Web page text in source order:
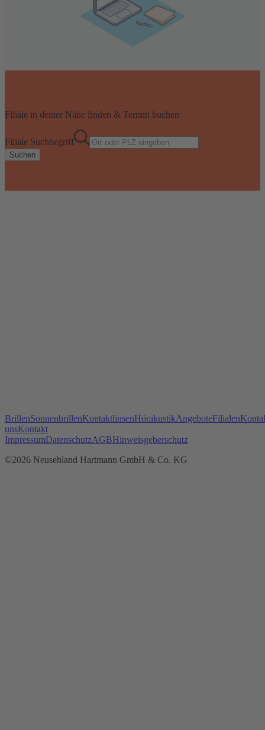
Filiale in deiner Nähe finden & Termin buchen
Filiale Suchbegriff
Suchen
BrillenSonnenbrillenKontaktlinsenHörakustikAngeboteFilialen
unsKontakt
ImpressumDatenschutzAGBHinweisgeberschutz
©2026 Neusehland Hartmann GmbH & Co. KG